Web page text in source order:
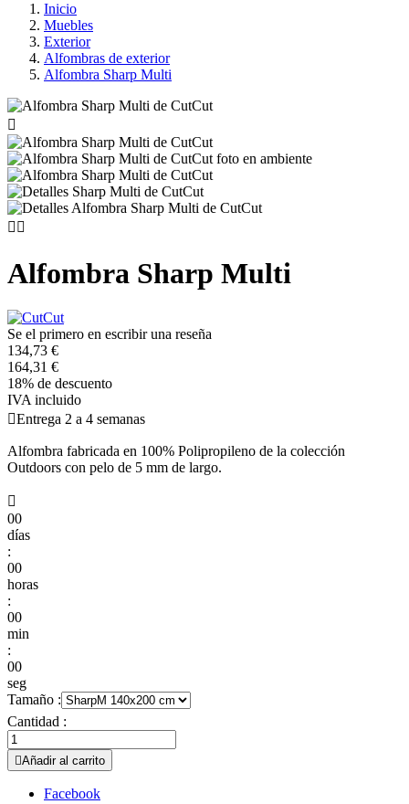
Inicio
Muebles
Exterior
Alfombras de exterior
Alfombra Sharp Multi

 
Alfombra Sharp Multi
Se el primero en escribir una reseña
134,73 €
164,31 €
18% de descuento
IVA incluido
Entrega 2 a 4 semanas
Alfombra fabricada en 100% Polipropileno de la colección
Outdoors con pelo de 5 mm de largo.

00
días
:
00
horas
:
00
min
:
00
seg
Tamaño :
Cantidad :
Añadir al carrito
Facebook